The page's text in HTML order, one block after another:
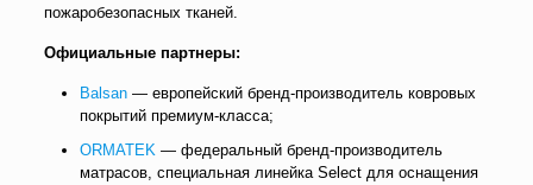
пожаробезопасных тканей.
Официальные партнеры:
Balsan— европейский бренд-производитель ковровых
покрытий премиум-класса;
ORMATEK— федеральный бренд-производитель
матрасов, специальная линейка Select для оснащения